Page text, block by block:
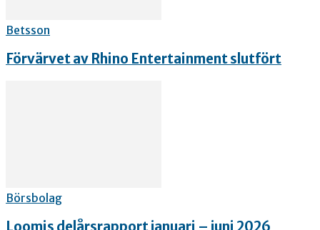
Betsson
Förvärvet av Rhino Entertainment slutfört
Börsbolag
Loomis delårsrapport januari – juni 2026